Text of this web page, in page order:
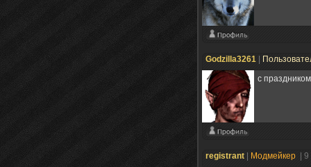
Godzilla3261
с
registrant Модмейкер
|